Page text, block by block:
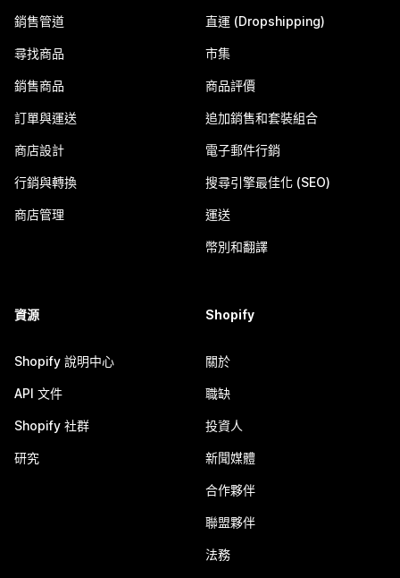
銷售管道
尋找商品
銷售商品
訂單與運送
商店設計
行銷與轉換
商店管理
直運 (Dropshipping)
市集
商品評價
追加銷售和套裝組合
電子郵件行銷
搜尋引擎最佳化 (SEO)
運送
幣別和翻譯
資源
Shopify 說明中心
API 文件
Shopify 社群
研究
Shopify
關於
職缺
投資人
新聞媒體
合作夥伴
聯盟夥伴
法務